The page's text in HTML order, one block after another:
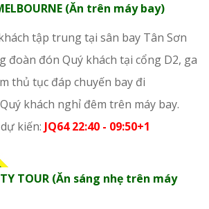
(Ăn trên máy bay)
tập trung tại sân bay Tân Sơn
đoàn đón Quý khách tại cổng D2, ga
thủ tục đáp chuyến bay đi
khách nghỉ đêm trên máy bay.
kiến: JQ64 22:40 - 09:50+1
TOUR (Ăn sáng nhẹ trên máy